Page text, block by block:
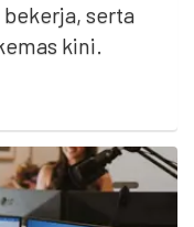
serta
kini.